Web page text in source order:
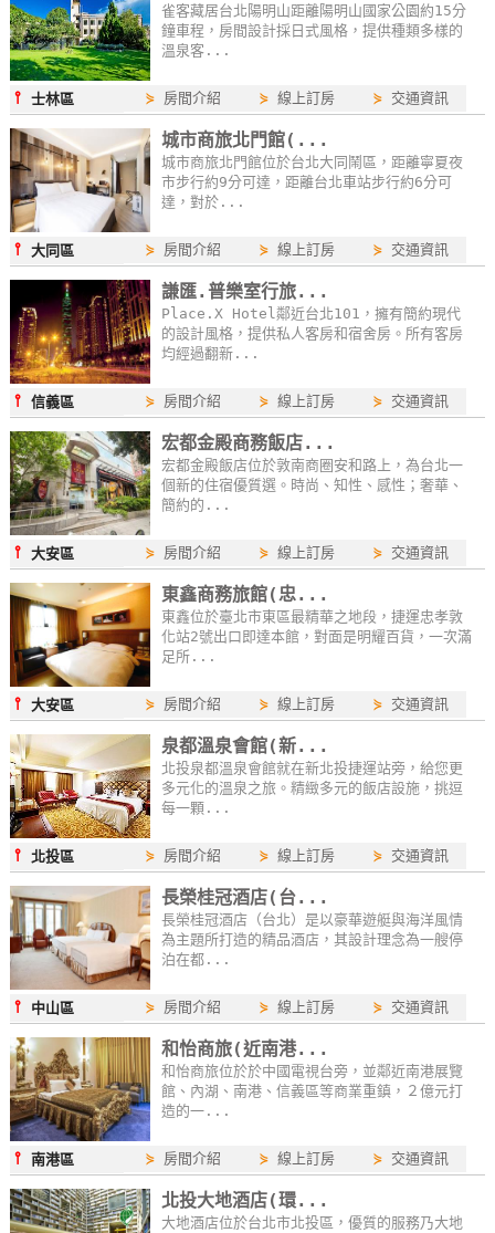
客
服
聯
絡
單
Line
線
客
服
紅
利
查
詢
房
Q&A
國
旅
卡
訂
房
請
款
收
據
合
作
提
案
飯
店
合
雀客藏居台北陽明山距離陽明山國家公園約15分
鐘車程，房間設計採日式風格，提供種類多樣的
溫泉客...
⫯士林區 ⋟ 房間介紹 ⋟線上訂房 ⋟ 交通資訊
城市商旅北門館(...
城市商旅北門館位於台北大同鬧區，距離寧夏夜
市步行約9分可達，距離台北車站步行約6分可
達，對於...
⫯大同區 ⋟ 房間介紹 ⋟線上訂房 ⋟ 交通資訊
謙匯.普樂室行旅...
Place.X Hotel鄰近台北101，擁有簡約現代
的設計風格，提供私人客房和宿舍房。所有客房
均經過翻新...
⫯信義區 ⋟ 房間介紹 ⋟線上訂房 ⋟ 交通資訊
宏都金殿商務飯店...
宏都金殿飯店位於敦南商圈安和路上，為台北一
個新的住宿優質選。時尚、知性、感性；奢華、
簡約的...
⫯大安區 ⋟ 房間介紹 ⋟線上訂房 ⋟ 交通資訊
東鑫商務旅館(忠...
東鑫位於臺北市東區最精華之地段，捷運忠孝敦
化站2號出口即達本館，對面是明耀百貨，一次滿
足所...
⫯大安區 ⋟ 房間介紹 ⋟線上訂房 ⋟ 交通資訊
泉都溫泉會館(新...
北投泉都溫泉會館就在新北投捷運站旁，給您更
多元化的溫泉之旅。精緻多元的飯店設施，挑逗
每一顆...
⫯北投區 ⋟ 房間介紹 ⋟線上訂房 ⋟ 交通資訊
長榮桂冠酒店(台...
長榮桂冠酒店（台北）是以豪華遊艇與海洋風情
為主題所打造的精品酒店，其設計理念為一艘停
泊在都...
⫯ 中山區 ⋟ 房間介紹 ⋟線上訂房 ⋟ 交通資訊
和怡商旅(近南港...
和怡商旅位於於中國電視台旁，並鄰近南港展覽
館、內湖、南港、信義區等商業重鎮，２億元打
造的一...
⫯南港區 ⋟ 房間介紹 ⋟線上訂房 ⋟ 交通資訊
北投大地酒店(環...
大地酒店位於台北市北投區，優質的服務乃大地